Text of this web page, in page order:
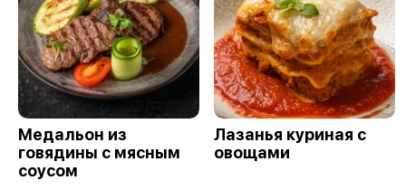
Медальон из
говядины с мясным
соусом
Лазанья куриная с
овощами